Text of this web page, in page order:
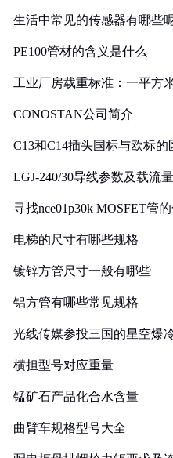
生活中常见的传感器有哪些
PE100管材的含义是什么
工业厂房载重标准：一平方
CONOSTAN公司简介
C13和C14插头国标与欧标
LGJ-240/30导线参数及载流
寻找nce01p30k MOSFET管
电梯的尺寸有哪些规格
镀锌方管尺寸一般有哪些
铝方管有哪些常见规格
光线传媒参投三国的星空爆
横担型号对应重量
锰矿石产品化合水含量
曲臂车规格型号大全